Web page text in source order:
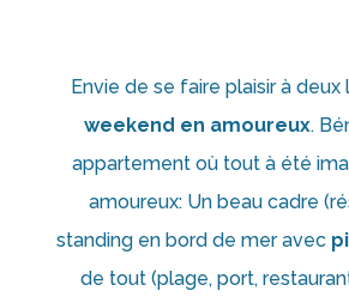
Envie de se faire plaisir à deux
weekend en amoureux.
appartement où tout à été
amoureux: Un beau cadre
standing en bord de mer avec
de tout (plage, port,